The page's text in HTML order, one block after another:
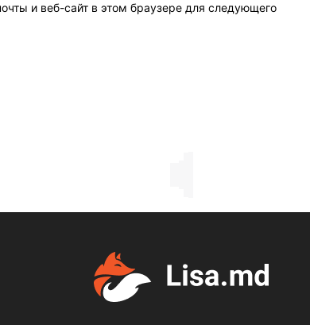
и веб-сайт в этом браузере для следующего